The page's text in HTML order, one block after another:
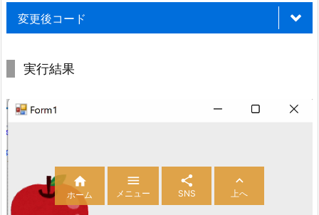
変更後コード
using
public partial class Form1 : Form
{
public Form1
実行結果

ホーム

メニュー

SNS

上へ